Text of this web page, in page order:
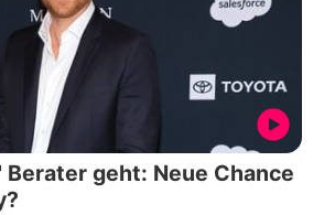
Berater geht: Neue Chance